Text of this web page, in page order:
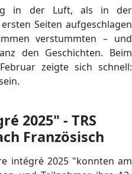
in der Luft, als in der
Seiten aufgeschlagen
verstummten – und
den Geschichten. Beim
zeigte sich schnell:
2025" - TRS
Französisch
intégré 2025 "konnten am